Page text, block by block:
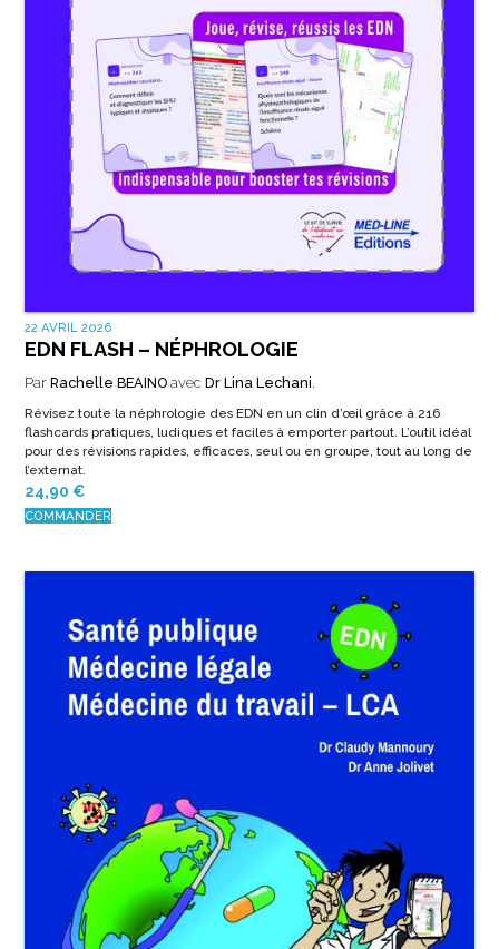
22 AVRIL 2026
EDN FLASH – NÉPHROLOGIE
Par Rachelle BEAINOavec Dr Lina Lechani
Révisez toute la néphrologie des EDN en un clin d’œil grâce à 216
flashcards pratiques, ludiques et faciles à emporter partout. L’outil idéal
pour des révisions rapides, efficaces, seul ou en groupe, tout au long de
l’externat.
24,90 €
COMMANDER